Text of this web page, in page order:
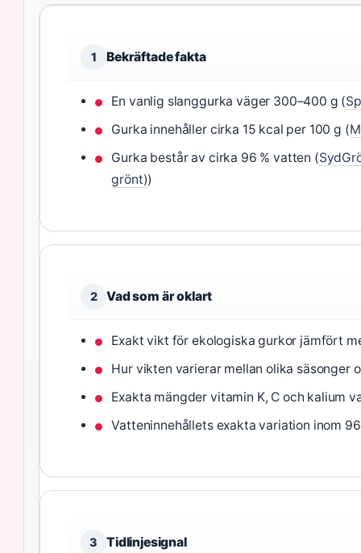
1 Bekräftade fakta
En vanlig slanggurka väger 300–400 g (
Gurka innehåller cirka 15 kcal per 100 g (
Gurka består av cirka 96 % vatten (
grönt))
2 Vad som är oklart
Exakt vikt för ekologiska gurkor jämfört
Hur vikten varierar mellan olika säsonger
Exakta mängder vitamin K, C och kalium
Vatteninnehållets exakta variation inom
3 Tidlinjesignal